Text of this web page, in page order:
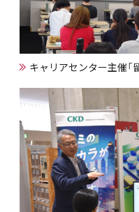
キャリアセンター主催